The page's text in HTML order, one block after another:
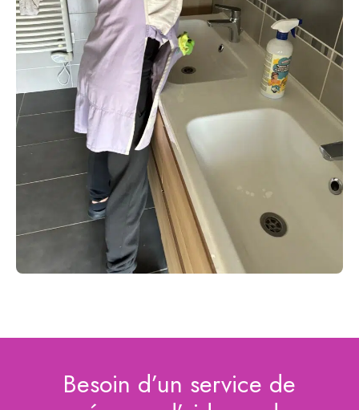
Besoin d’un service de